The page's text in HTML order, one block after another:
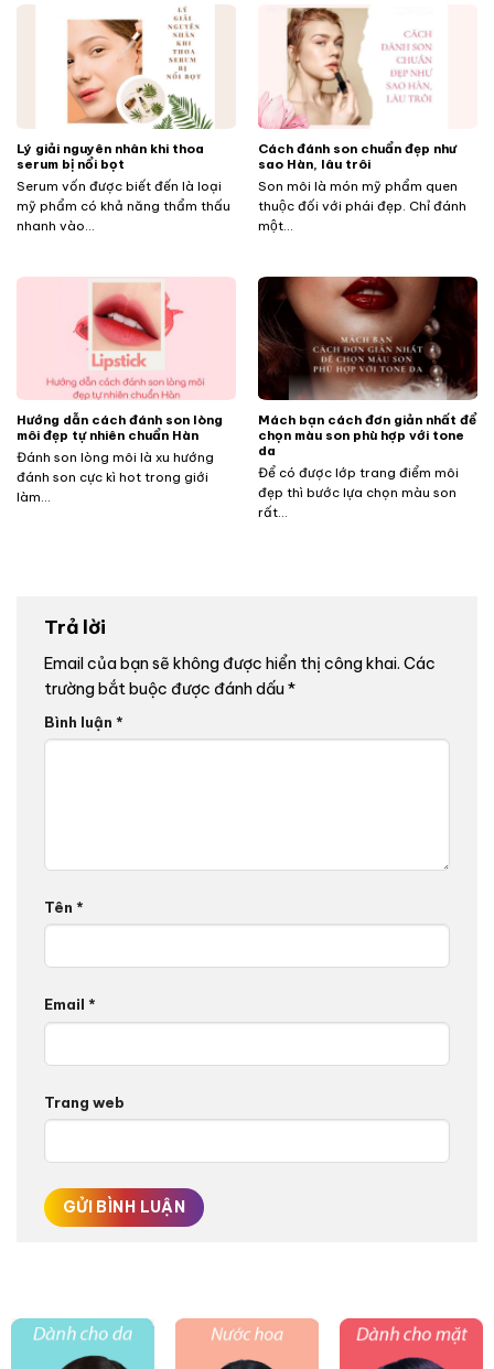
Lý giải nguyên nhân khi thoa
serum bị nổi bọt
Serum vốn được biết đến là loại
mỹ phẩm có khả năng thẩm thấu
nhanh vào...
Cách đánh son chuẩn đẹp như
sao Hàn, lâu trôi
Son môi là món mỹ phẩm quen
thuộc đối với phái đẹp. Chỉ đánh
một...
Hướng dẫn cách đánh son lòng
môi đẹp tự nhiên chuẩn Hàn
Đánh son lòng môi là xu hướng
đánh son cực kì hot trong giới
làm...
Mách bạn cách đơn giản nhất để
chọn màu son phù hợp với tone
da
Để có được lớp trang điểm môi
đẹp thì bước lựa chọn màu son
rất...
Trả lời
Email của bạn sẽ không được hiển thị công khai. Các
trường bắt buộc được đánh dấu *
Bình luận *
Tên *
Email *
Trang web